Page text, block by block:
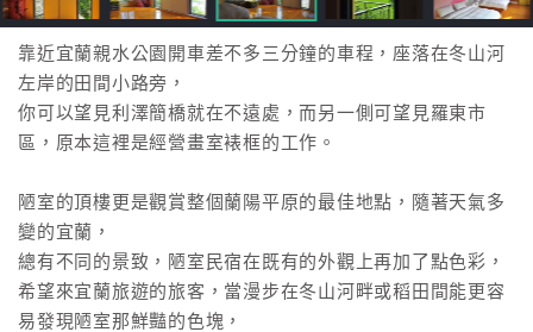
店
訂
房
HOT
色
民
宿
靠近宜蘭親水公園開車差不多三分鐘的車程，座落在冬山河
左岸的田間小路旁，
你可以望見利澤簡橋就在不遠處，而另一側可望見羅東市
區，原本這裡是經營畫室裱框的工作。
陋室的頂樓更是觀賞整個蘭陽平原的最佳地點，隨著天氣多
變的宜蘭，
總有不同的景致，陋室民宿在既有的外觀上再加了點色彩，
希望來宜蘭旅遊的旅客，當漫步在冬山河畔或稻田間能更容
易發現陋室那鮮豔的色塊，